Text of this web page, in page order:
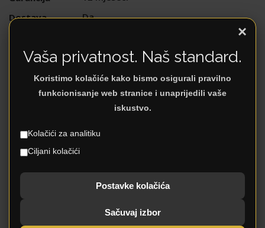
Dostava
Da
Materijali
Drvo
Plaćanje
Uslovi plaćanja
Ležaj Soho: Gdje se
susreću vrhunski
komfor i moderan
×
Vaša privatnost. Naš standard.
Koristimo kolačiće kako bismo osigurali pravilno
funkcionisanje web stranice i unaprijedili vaše
iskustvo.
Kolačići za analitiku
Ciljani kolačići
Postavke kolačića
Sačuvaj izbor